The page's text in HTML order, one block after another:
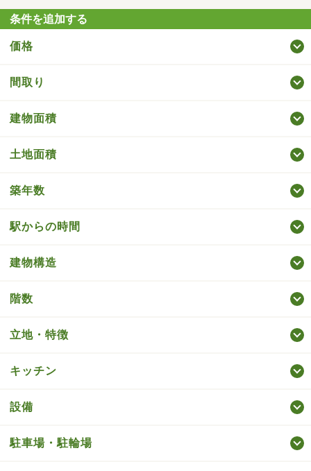
条件を追加する
価格
間取り
建物面積
土地面積
築年数
駅からの時間
建物構造
階数
立地・特徴
キッチン
設備
駐車場・駐輪場